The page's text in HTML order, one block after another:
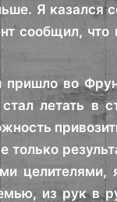
Я казался
сообщил, что
во
летать в
только
целителями,
из рук в